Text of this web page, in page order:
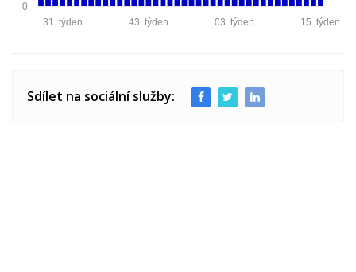
0
15. týden
03. týden
43. týden
31. týden
Sdílet na sociální služby: